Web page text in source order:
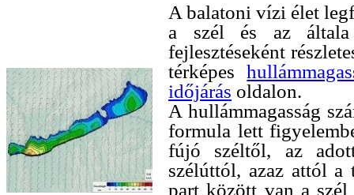
A balatoni vízi élet
a szél és az
fejlesztéseként
térképes
időjárás oldalon.
A hullámmagasság
formula lett
fújó széltől, az
szélúttól, azaz attól a
part között van a